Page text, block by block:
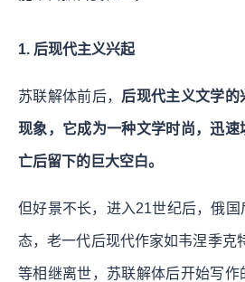
1. 后现代主义兴起
苏联解体前后， 后现代主义文学的
现象，它成为一种文学时尚，迅
亡后留下的巨大空白。
但好景不长，进入21世纪后，俄
态，老一代后现代作家如韦涅季克
等相继离世，苏联解体后开始写